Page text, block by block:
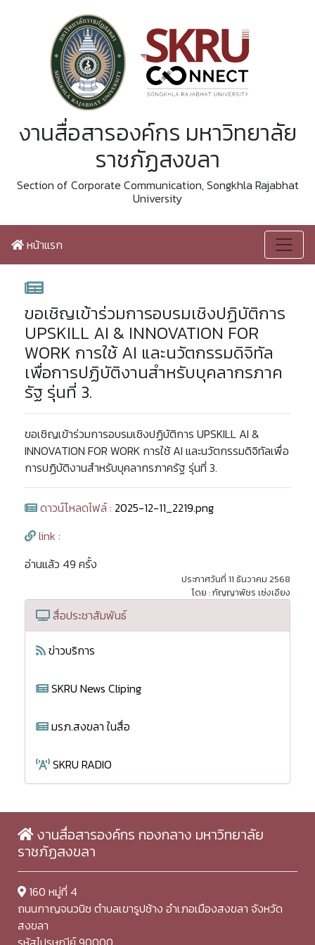
งานสื่อสารองค์กร มหาวิทยาลัย
ราชภัฏสงขลา
Section of Corporate Communication, Songkhla Rajabhat
University
หน้าแรก
ขอเชิญเข้าร่วมการอบรมเชิงปฏิบัติการ
UPSKILL AI & INNOVATION FOR
WORK การใช้ AI และนวัตกรรมดิจิทัล
เพื่อการปฏิบัติงานสำหรับบุคลากรภาค
รัฐ รุ่นที่ 3.
ขอเชิญเข้าร่วมการอบรมเชิงปฏิบัติการ UPSKILL AI &
INNOVATION FOR WORK การใช้ AI และนวัตกรรมดิจิทัลเพื่อ
การปฏิบัติงานสำหรับบุคลากรภาครัฐ รุ่นที่ 3.
ดาวน์โหลดไฟล์ : 2025-12-11_2219.png
link :
อ่านแล้ว 49 ครั้ง
ประกาศวันที่ 11 ธันวาคม 2568
โดย : กัญญาพัชร เซ่งเอียง
สื่อประชาสัมพันธ์
ข่าวบริการ
SKRU News Cliping
มรภ.สงขลา ในสื่อ
SKRU RADIO
งานสื่อสารองค์กร กองกลาง มหาวิทยาลัย
ราชภัฏสงขลา
160 หมู่ที่ 4
ถนนกาญจนวนิช ตำบลเขารูปช้าง อำเภอเมืองสงขลา จังหวัด
สงขลา